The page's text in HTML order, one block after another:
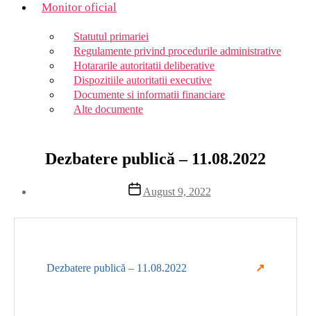
Monitor oficial
Statutul primariei
Regulamente privind procedurile administrative
Hotararile autoritatii deliberative
Dispozitiile autoritatii executive
Documente si informatii financiare
Alte documente
Dezbatere publică – 11.08.2022
Post
date
August 9, 2022
Dezbatere publică – 11.08.2022